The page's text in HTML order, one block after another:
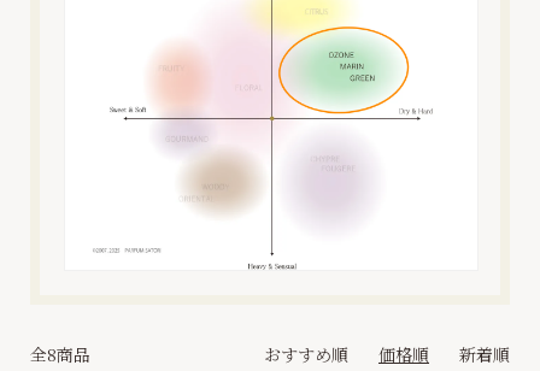
全8商品 おすすめ順 価格順 新着順